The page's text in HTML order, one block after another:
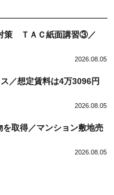
策 ＴＡＣ紙面講習③／
2026.08.05
／想定賃料は4万3096円
2026.08.05
取得／マンション敷地売
2026.08.05